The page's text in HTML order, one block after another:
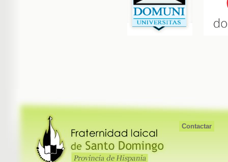
Contactar